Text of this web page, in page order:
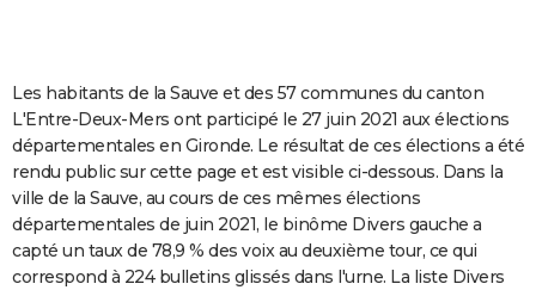
COPAINS D'AVANT
S'inscrire
Se connecter
Lycées
Collèges
Primaires
Universités
Entreprises
Service militaire
Avis de recherche
AVIS DE DÉCÈS
FORUM
Bricolage
Lifestyle
Culture
Sport
Auto
Television
Voyage
Cinema
Les habitants de la Sauve et des 57 communes du canton
L'Entre-Deux-Mers ont participé le 27 juin 2021 aux élections
départementales en Gironde. Le résultat de ces élections a été
rendu public sur cette page et est visible ci-dessous. Dans la
ville de la Sauve, au cours de ces mêmes élections
départementales de juin 2021, le binôme Divers gauche a
capté un taux de 78,9 % des voix au deuxième tour, ce qui
correspond à 224 bulletins glissés dans l'urne. La liste Divers